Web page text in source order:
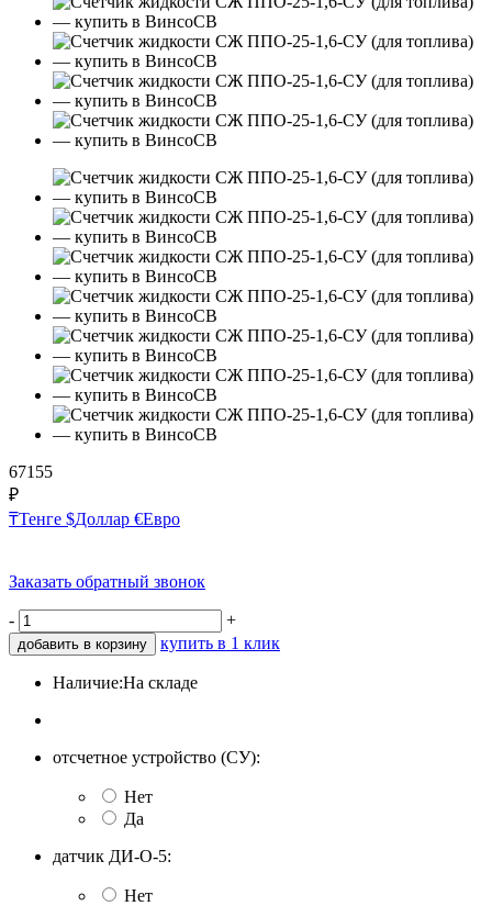
67155
₽
₸Тенге $Доллар €Евро
Заказать обратный звонок
- +
добавить в корзину купить в 1 клик
Наличие:На складе
отсчетное устройство (СУ):
Нет
Да
датчик ДИ-О-5:
Нет